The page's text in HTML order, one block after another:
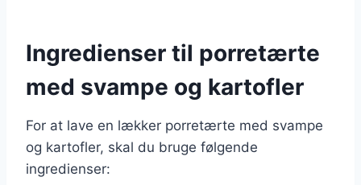
Ingredienser til porretærte
med svampe og kartofler
For at lave en lækker porretærte med svampe
og kartofler, skal du bruge følgende
ingredienser: